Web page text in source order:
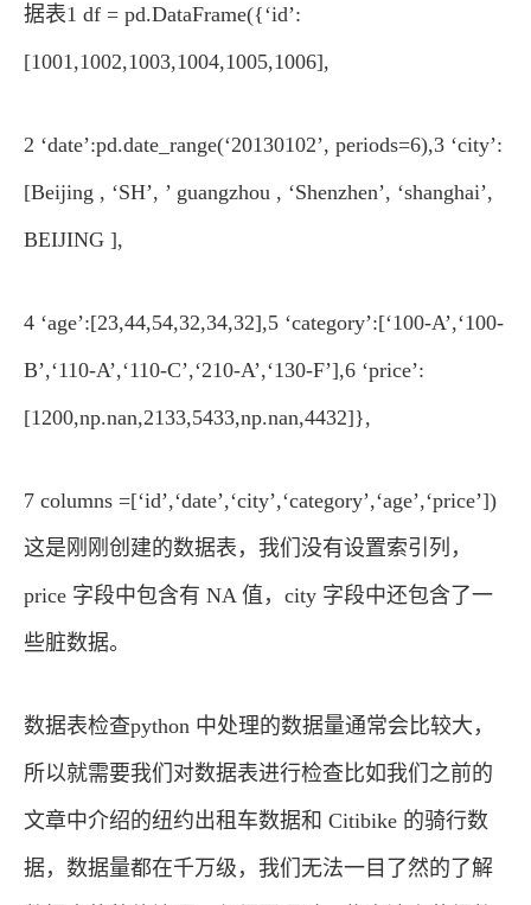
据表1 df = pd.DataFrame({‘id’:
[1001,1002,1003,1004,1005,1006],
2 ‘date’:pd.date_range(‘20130102’, periods=6),3 ‘city’:
[Beijing , ‘SH’, ’ guangzhou , ‘Shenzhen’, ‘shanghai’,
BEIJING ],
4 ‘age’:[23,44,54,32,34,32],5 ‘category’:[‘100-A’,‘100-
B’,‘110-A’,‘110-C’,‘210-A’,‘130-F’],6 ‘price’:
[1200,np.nan,2133,5433,np.nan,4432]},
7 columns =[‘id’,‘date’,‘city’,‘category’,‘age’,‘price’])
这是刚刚创建的数据表，我们没有设置索引列，
price 字段中包含有 NA 值，city 字段中还包含了一
些脏数据。
数据表检查python 中处理的数据量通常会比较大，
所以就需要我们对数据表进行检查比如我们之前的
文章中介绍的纽约出租车数据和 Citibike 的骑行数
据，数据量都在千万级，我们无法一目了然的了解